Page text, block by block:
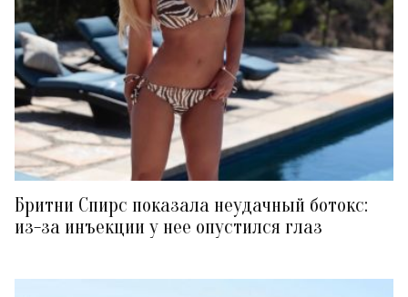
Бритни Спирс показала неудачный ботокс:
из-за инъекции у нее опустился глаз